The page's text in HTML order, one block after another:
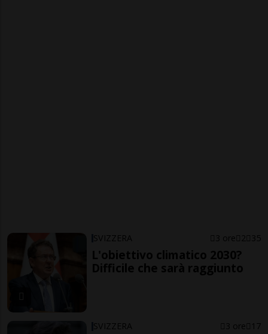
SVIZZERA 3 ore 2 35
L'obiettivo climatico 2030?
Difficile che sarà raggiunto
SVIZZERA 3 ore 17